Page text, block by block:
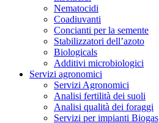
Nematocidi
Coadiuvanti
Concianti per la semente
Stabilizzatori dell’azoto
Biologicals
Additivi microbiologici
Servizi agronomici
Servizi Agronomici
Analisi fertilità dei suoli
Analisi qualità dei foraggi
Servizi per impianti Biogas